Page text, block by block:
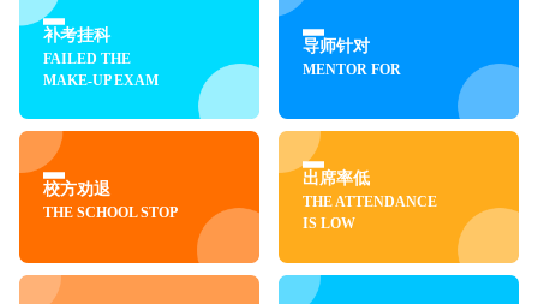
补考挂科
FAILED THE
MAKE-UP EXAM
导师针对
MENTOR FOR
校方劝退
THE SCHOOL STOP
出席率低
THE ATTENDANCE
IS LOW